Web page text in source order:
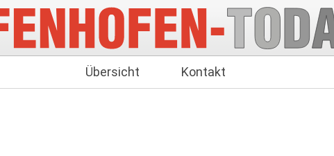
Übersicht Kontakt